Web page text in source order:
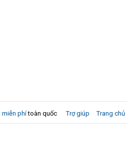
Trợ giúp Trang chủ
miễn phítoàn quốc